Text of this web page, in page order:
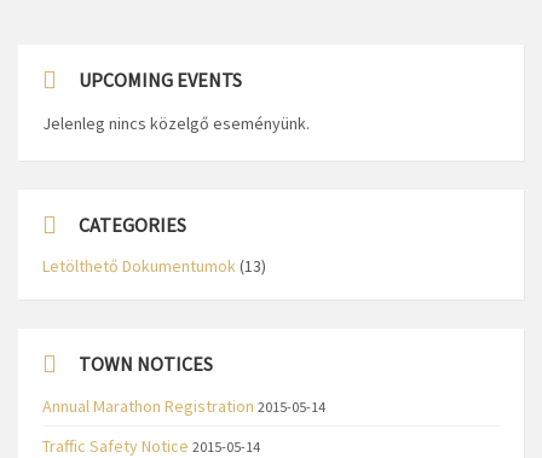
UPCOMING EVENTS
Jelenleg nincs közelgő eseményünk.
CATEGORIES
Letölthető Dokumentumok(13)
TOWN NOTICES
Annual Marathon Registration 2015-05-14
Traffic Safety Notice 2015-05-14